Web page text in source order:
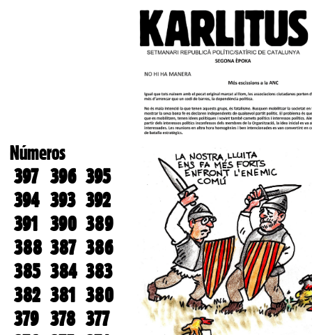
Números
397 396 395
394 393 392
391 390 389
388 387 386
385 384 383
382 381 380
379 378 377